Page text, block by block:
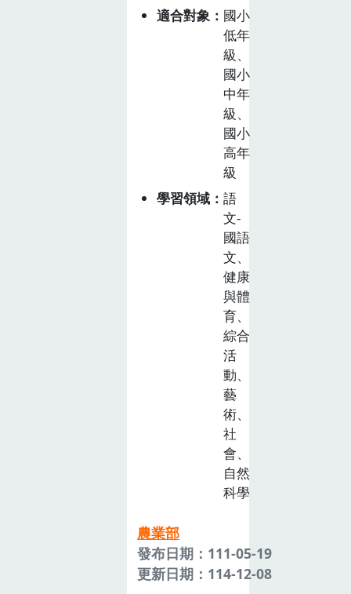
適合對象
國小
低年
級、
國小
中年
級、
國小
高年
級
學習領域
語
文-
國語
文、
健康
與體
育、
綜合
活
動、
藝
術、
社
會、
自然
科學
農業部
發布日期：111-05-19
更新日期：114-12-08